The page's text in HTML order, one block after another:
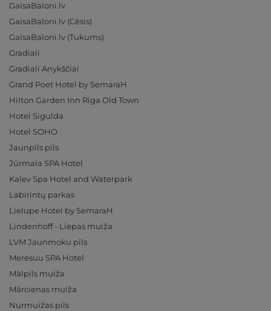
GaisaBaloni.lv
GaisaBaloni.lv (Cēsis)
GaisaBaloni.lv (Tukums)
Gradiali
Gradiali Anykščiai
Grand Poet Hotel by SemaraH
Hilton Garden Inn Riga Old Town
Hotel Sigulda
Hotel SOHO
Jaunpils pils
Jūrmala SPA Hotel
Kalev Spa Hotel and Waterpark
Labirintų parkas
Lielupe Hotel by SemaraH
Lindenhoff - Liepas muiža
LVM Jaunmoku pils
Meresuu SPA Hotel
Mālpils muiža
Mārcienas muiža
Nurmuižas pils